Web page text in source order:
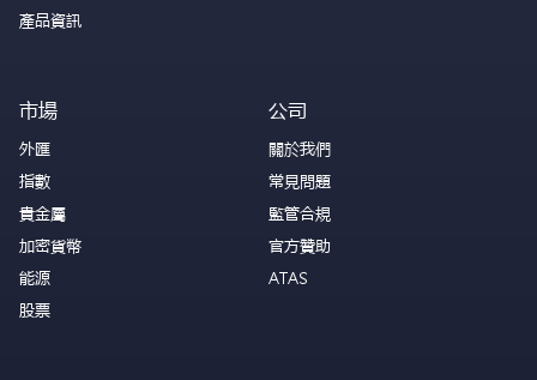
產品資訊
市場
外匯
指數
貴金屬
加密貨幣
能源
股票
公司
關於我們
常見問題
監管合規
官方贊助
ATAS